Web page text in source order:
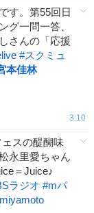
す。第55回日
グ一問一答、
さんの「応援
#スクミュ
本佳林
3:10
スの醍醐味
永里愛ちゃん
＝Juice♪
ラジオ #mパ